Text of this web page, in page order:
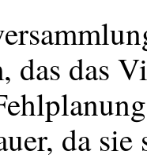
das das
da